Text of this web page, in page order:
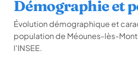
Démographie et
Évolution démographique et
population de Méounes-lès-
l'INSEE.